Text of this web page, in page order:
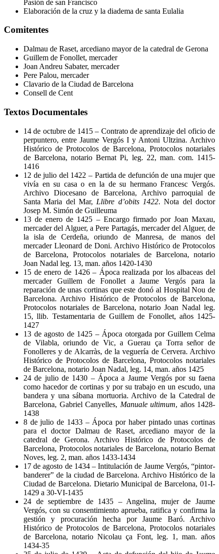
Pasión de san Francisco
Elaboración de la cruz y la diadema de santa Eulalia
Comitentes
Dalmau de Raset, arcediano mayor de la catedral de Gerona
Guillem de Fonollet, mercader
Joan Andreu Sabater, mercader
Pere Palou, mercader
Clavario de la Ciudad de Barcelona
Consell de Cent
Textos Documentales
14 de octubre de 1415 – Contrato de aprendizaje del oficio de
perpuntero, entre Jaume Vergós I y Antoni Ultzina. Archivo
Histórico de Protocolos de Barcelona, Protocolos notariales
de Barcelona, notario Bernat Pi, leg. 22, man. com. 1415-
1416
12 de julio del 1422 – Partida de defunción de una mujer que
vivía en su casa o en la de su hermano Francesc Vergós.
Archivo Diocesano de Barcelona, Archivo parroquial de
Santa Maria del Mar, Llibre d’obits 1422. Nota del doctor
Josep M. Simón de Guilleuma
13 de enero de 1425 – Encargo firmado por Joan Maxau,
mercader del Alguer, a Pere Partagás, mercader del Alguer, de
la isla de Cerdeña, oriundo de Manresa, de manos del
mercader Lleonard de Doni. Archivo Histórico de Protocolos
de Barcelona, Protocolos notariales de Barcelona, notario
Joan Nadal leg. 13, man. años 1420-1430
15 de enero de 1426 – Ápoca realizada por los albaceas del
mercader Guillem de Fonollet a Jaume Vergós para la
reparación de unas cortinas que este donó al Hospital Nou de
Barcelona. Archivo Histórico de Protocolos de Barcelona,
Protocolos notariales de Barcelona, notario Joan Nadal leg.
15, llib. Testamentaria de Guillem de Fonollet, años 1425-
1427
13 de agosto de 1425 – Ápoca otorgada por Guillem Celma
de Vilabla, oriundo de Vic, a Guerau ça Torra señor de
Fonolleres y de Alcarràs, de la veguería de Cervera. Archivo
Histórico de Protocolos de Barcelona, Protocolos notariales
de Barcelona, notario Joan Nadal, leg. 14, man. años 1425
24 de julio de 1430 – Ápoca a Jaume Vergós por su faena
como hacedor de cortinas y por su trabajo en un escudo, una
bandera y una sábana mortuoria. Archivo de la Catedral de
Barcelona, Gabriel Canyelles, Manuale ultimum, años 1428-
1438
8 de julio de 1433 – Ápoca por haber pintado unas cortinas
para el doctor Dalmau de Raset, arcediano mayor de la
catedral de Gerona. Archivo Histórico de Protocolos de
Barcelona, Protocolos notariales de Barcelona, notario Bernat
Noves, leg. 2, man. años 1433-1434
17 de agosto de 1434 – Intitulación de Jaume Vergós, “pintor-
banderer” de la ciudad de Barcelona. Archivo Histórico de la
Ciudad de Barcelona. Dietario Municipal de Barcelona, 01-I-
1429 a 30-VI-1435
24 de septiembre de 1435 – Angelina, mujer de Jaume
Vergós, con su consentimiento aprueba, ratifica y confirma la
gestión y procuración hecha por Jaume Baró. Archivo
Histórico de Protocolos de Barcelona, Protocolos notariales
de Barcelona, notario Nicolau ça Font, leg. 1, man. años
1434-35